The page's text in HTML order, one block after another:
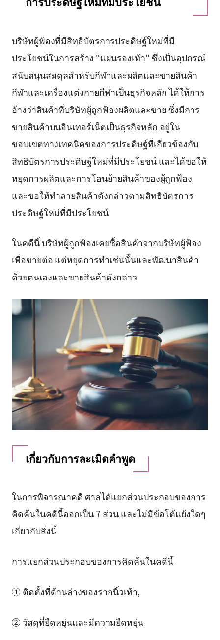
บริษัทผู้ฟ้องที่มีสิทธิบัตรการประดิษฐ์ใหม่ที่มี
ประโยชน์ในการสร้าง “แผ่นรองเท้า” ซึ่งเป็นอุปกรณ์
สนับสนุนสมดุลสำหรับกีฬาและผลิตและขายสินค้า
กีฬาและเครื่องแต่งกายกีฬาเป็นธุรกิจหลัก ได้ให้การ
อ้างว่าสินค้าที่บริษัทผู้ถูกฟ้องผลิตและขาย ซึ่งมีการ
ขายสินค้าบนอินเทอร์เน็ตเป็นธุรกิจหลัก อยู่ใน
ขอบเขตทางเทคนิคของการประดิษฐ์ที่เกี่ยวข้องกับ
สิทธิบัตรการประดิษฐ์ใหม่ที่มีประโยชน์ และได้ขอให้
หยุดการผลิตและการโอนย้ายสินค้าของผู้ถูกฟ้อง
และขอให้ทำลายสินค้าดังกล่าวตามสิทธิบัตรการ
ประดิษฐ์ใหม่ที่มีประโยชน์
ในคดีนี้ บริษัทผู้ถูกฟ้องเคยซื้อสินค้าจากบริษัทผู้ฟ้อง
เพื่อขายต่อ แต่หยุดการทำเช่นนั้นและพัฒนาสินค้า
ด้วยตนเองและขายสินค้าดังกล่าว
เกี่ยวกับการละเมิดคำพูด
ในการพิจารณาคดี ศาลได้แยกส่วนประกอบของการ
คิดค้นในคดีนี้ออกเป็น 7 ส่วน และไม่มีข้อโต้แย้งใดๆ
เกี่ยวกับสิ่งนี้
การแยกส่วนประกอบของการคิดค้นในคดีนี้
① ติดตั้งที่ด้านล่างของรากนิ้วเท้า,
② วัสดุที่ยืดหยุ่นและมีความยืดหยุ่น